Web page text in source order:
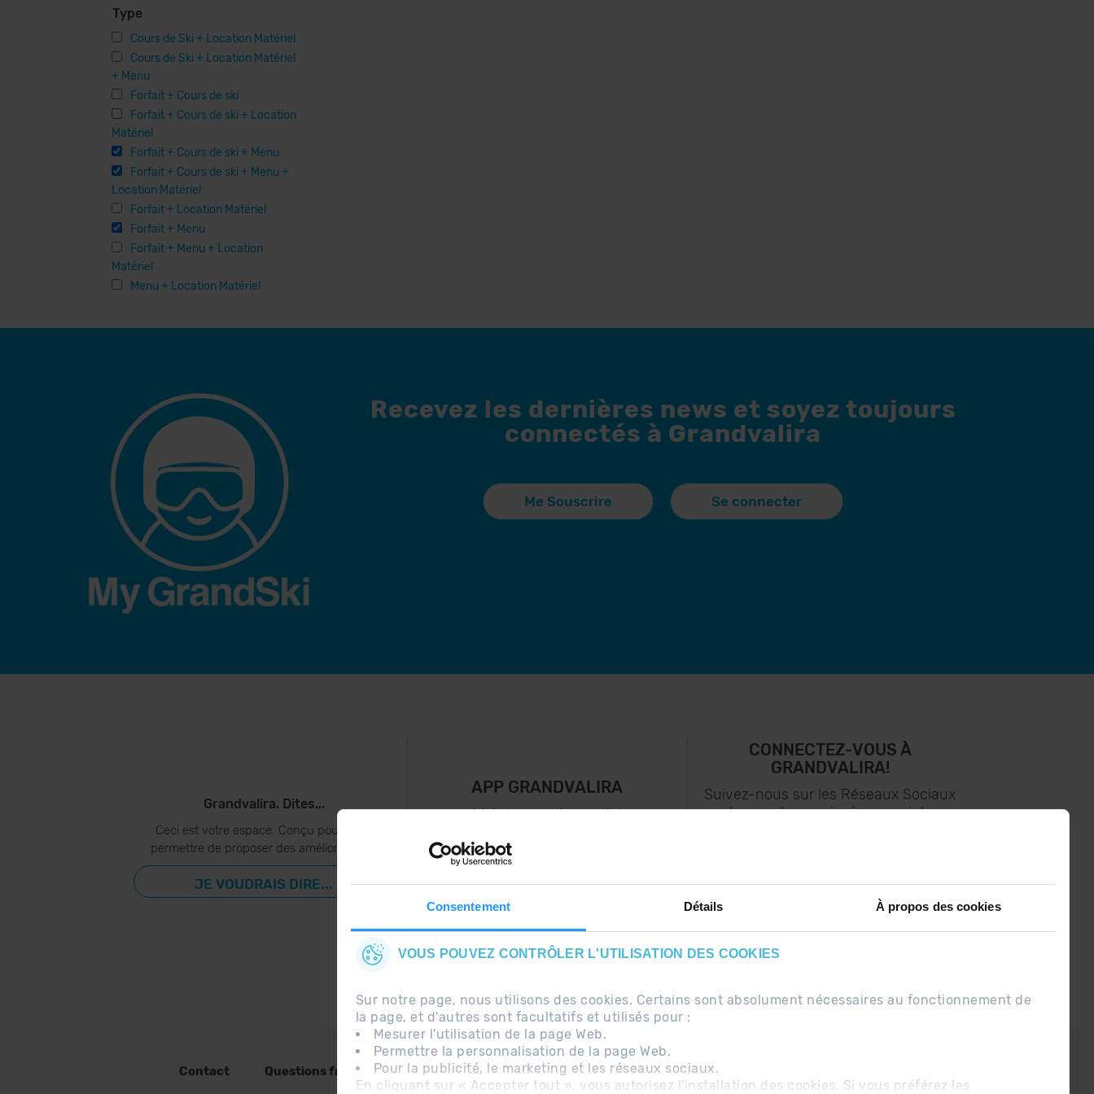
Consentement Détails À propos des cookies
VOUS POUVEZ CONTRÔLER L'UTILISATION DES COOKIES
Sur notre page, nous utilisons des cookies. Certains sont absolument nécessaires au fonctionnement de
la page, et d'autres sont facultatifs et utilisés pour :
Mesurer l'utilisation de la page Web.
Permettre la personnalisation de la page Web.
Pour la publicité, le marketing et les réseaux sociaux.
En cliquant sur « Accepter tout », vous autorisez l'installation des cookies. Si vous préférez les
Type
Cours de Ski + Location Matériel
Cours de Ski + Location Matériel
+ Menu
Forfait + Cours de ski
Forfait + Cours de ski + Location
Matériel
Forfait + Cours de ski + Menu
Forfait + Cours de ski + Menu +
Location Matériel
Forfait + Location Matériel
Forfait + Menu
Forfait + Menu + Location
Matériel
Menu + Location Matériel
Recevez les dernières news et soyez toujours
connectés à Grandvalira
Me Souscrire Se connecter
Grandvalira. Dites...
Ceci est votre espace. Conçu pour vous
permettre de proposer des améliorations..
JE VOUDRAIS DIRE...
APP GRANDVALIRA
Maintenant, l'essentiel
CONNECTEZ-VOUS À
GRANDVALIRA!
Suivez-nous sur les Réseaux Sociaux
et soyez le premier à recevoir les
Contact Questions fréquentes Avis légal Information complémentaire RGPDUE